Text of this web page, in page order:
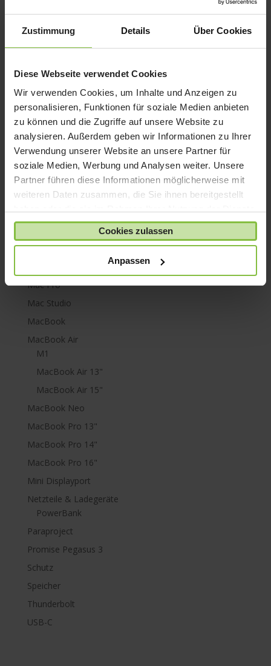
Zustimmung Details Über Cookies
Diese Webseite verwendet Cookies
Wir verwenden Cookies, um Inhalte und Anzeigen zu
personalisieren, Funktionen für soziale Medien anbieten
zu können und die Zugriffe auf unsere Website zu
analysieren. Außerdem geben wir Informationen zu Ihrer
Verwendung unserer Website an unsere Partner für
soziale Medien, Werbung und Analysen weiter. Unsere
Partner führen diese Informationen möglicherweise mit
weiteren Daten zusammen, die Sie ihnen bereitgestellt
gesammelt haben.
Cookies zulassen
Anpassen
iPad mini
iPad Pro
iPhone 6
iPhone SE
iPhone X
iPod nano
iPod shuffle
iPod touch
Kabel & Adapter
Kopfhörer
Lightning
Mac Pro
Mac Studio
MacBook
MacBook Air
M1
MacBook Air 13"
MacBook Air 15"
MacBook Neo
MacBook Pro 13"
MacBook Pro 14"
MacBook Pro 16"
Mini Displayport
Netzteile & Ladegeräte
PowerBank
Paraproject
Promise Pegasus 3
Schutz
Speicher
Thunderbolt
USB-C